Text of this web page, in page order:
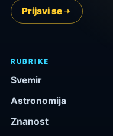
Prijavi se
RUBRIKE
Svemir
Astronomija
Znanost